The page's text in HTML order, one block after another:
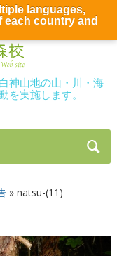
神山地の山・川・海
を実施します。
» natsu-(11)
languages,
each country and